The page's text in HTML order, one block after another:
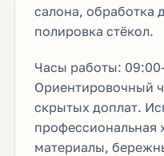
салона, обработка
полировка стёкол.
Часы работы:
Ориентировочный
скрытых доплат.
профессиональная
материалы,